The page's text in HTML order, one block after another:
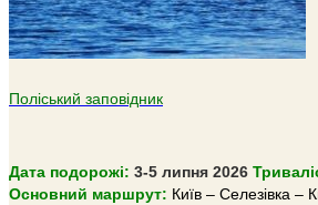
Поліський заповідник
Дата подорожі: 3-5 липня 2026
Основний маршрут: Київ – Селезівка –